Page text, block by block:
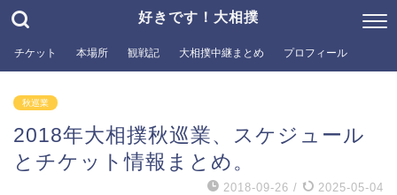
好きです！大相撲
チケット 本場所 観戦記 大相撲中継まとめ プロフィール
秋巡業
2018年大相撲秋巡業、スケジュール
とチケット情報まとめ。
2018-09-26 / 2025-05-04